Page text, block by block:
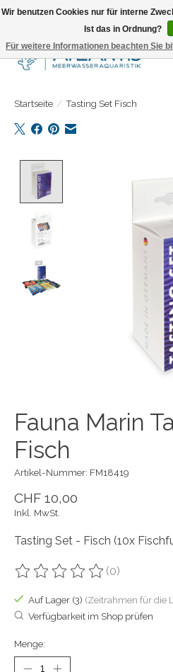
Täglicher Versand. Bestelle bis 15.00 Uhr
Startseite / Tasting Set Fisch
Fauna Marin
Fisch
Artikel-Nummer: FM18419
CHF 10,00
Inkl. MwSt.
Tasting Set - Fisch (10x
Die Bewertung dieses
(0)
Auf Lager (3) (Zeitrahmen für die
Verfügbarkeit im Shop prüfen
Menge:
Wir benutzen Cookies nur für interne
Ist das in Ordnung?
Für weitere Informationen beachten Sie